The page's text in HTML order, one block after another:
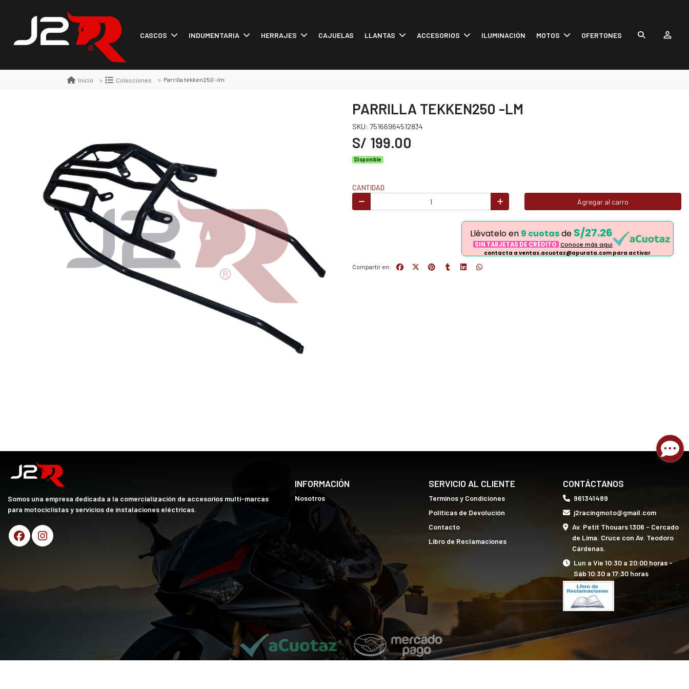
CASCOS INDUMENTARIA HERRAJES CAJUELAS LLANTAS ACCESORIOS ILUMINACIÓN MOTOS OFERTONES
Inicio Colecciones Parrilla tekken250 -lm
PARRILLA TEKKEN250 -LM
SKU: 75166964512834
S/ 199.00
Disponible
CANTIDAD
Agregar al carro
Llévatelo en 9 cuotasde S/27.26
SIN TARJETAS DE CRÉDITO Conoce más aqui
contacta a ventas.acuotaz@apurata.com para activar
Compartir en:
Somos una empresa dedicada a la comercialización de accesorios multi-marcas
para motociclistas y servicios de instalaciones eléctricas.
INFORMACIÓN
Nosotros
SERVICIO AL CLIENTE
Terminos y Condiciones
Políticas de Devolución
Contacto
Libro de Reclamaciones
CONTÁCTANOS
961341489
j2racingmoto@gmail.com
Av. Petit Thouars 1306 - Cercado
de Lima. Cruce con Av. Teodoro
Cárdenas.
Lun a Vie 10:30 a 20:00 horas -
Sáb 10:30 a 17:30 horas